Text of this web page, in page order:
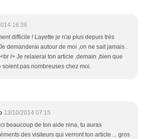
16:36
difficile ! Layette je n'ai plus depuis très
demanderai autour de moi ,on ne sait jamais .
/> Je relaierai ton article ,demain ,bien que
soient pas nombreuses chez moi.
13/10/2014 07:15
beaucoup de ton aide nina, tu auras
des visiteurs qui verront ton article ... gros